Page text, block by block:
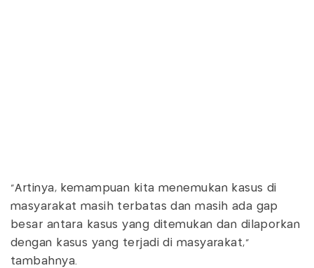
"Artinya, kemampuan kita menemukan kasus di
masyarakat masih terbatas dan masih ada gap
besar antara kasus yang ditemukan dan dilaporkan
dengan kasus yang terjadi di masyarakat,"
tambahnya.